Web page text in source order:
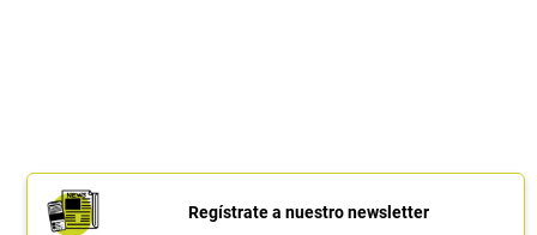
Regístrate a nuestro newsletter